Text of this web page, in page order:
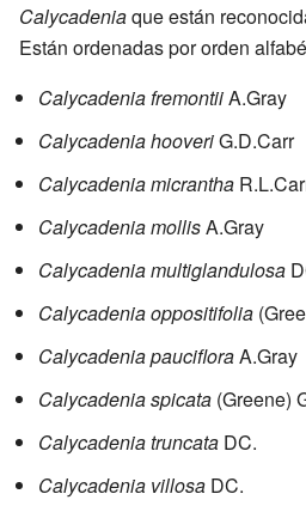
Calycadeniaque están
Están ordenadas por orden
Calycadenia fremontiiA.Gray
Calycadenia hooveriG.D.Carr
Calycadenia micrantha
Calycadenia mollisA.Gray
Calycadenia multiglandulosa
Calycadenia oppositifolia
Calycadenia paucifloraA.Gray
Calycadenia spicata (Greene)
Calycadenia truncata DC.
Calycadenia villosa DC.